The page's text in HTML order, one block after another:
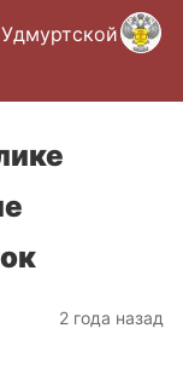
2 года назад